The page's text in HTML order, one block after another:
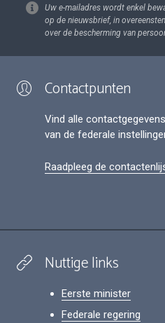
Uw e-mailadres wordt enkel
op de nieuwsbrief, in
over de bescherming van
Contactpunten
Vind alle
van de federale
Raadpleeg de
Nuttige links
Eerste minister
Federale regering